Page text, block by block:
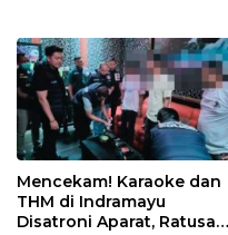
Jatibarang 2026
Mencekam! Karaoke dan
THM di Indramayu
Disatroni Aparat, Ratusan